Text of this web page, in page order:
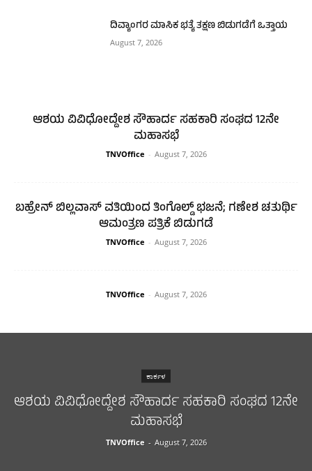
ದಿವ್ಯಾಂಗರ ಮಾಸಿಕ ಭತ್ಯೆ ತಕ್ಷಣ ಬಿಡುಗಡೆಗೆ ಒತ್ತಾಯ
August 7, 2026
ಆಶಯ ವಿವಿಧೋದ್ದೇಶ ಸೌಹಾರ್ದ ಸಹಕಾರಿ ಸಂಘದ 12ನೇ
ಮಹಾಸಭೆ
TNVOffice - August 7, 2026
ಬಹ್ರೇನ್ ಬಿಲ್ಲವಾಸ್ ವತಿಯಿಂದ ತಿಂಗೊಲ್ಡ್ ಭಜನೆ; ಗಣೇಶ ಚತುರ್ಥಿ
ಆಮಂತ್ರಣ ಪತ್ರಿಕೆ ಬಿಡುಗಡೆ
TNVOffice - August 7, 2026
TNVOffice - August 7, 2026
ಕಾರ್ಕಳ
ಆಶಯ ವಿವಿಧೋದ್ದೇಶ ಸೌಹಾರ್ದ ಸಹಕಾರಿ ಸಂಘದ 12ನೇ
ಮಹಾಸಭೆ
TNVOffice - August 7, 2026